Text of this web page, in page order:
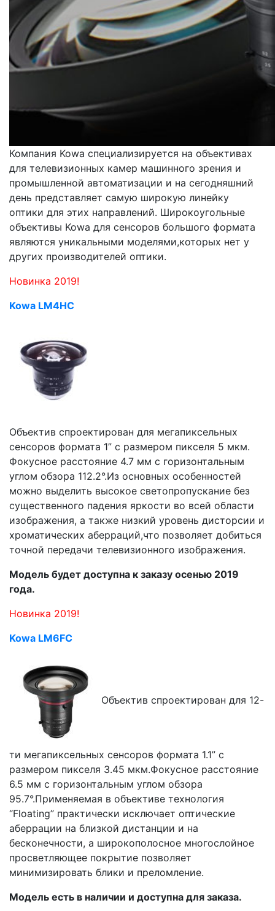
Компания Kowa специализируется на объективах
для телевизионных камер машинного зрения и
промышленной автоматизации и на сегодняшний
день представляет самую широкую линейку
оптики для этих направлений. Широкоугольные
объективы Kowa для сенсоров большого формата
являются уникальными моделями,которых нет у
других производителей оптики.
Новинка 2019!
Kowa LM4HC
Объектив спроектирован для мегапиксельных
сенсоров формата 1” с размером пикселя 5 мкм.
Фокусное расстояние 4.7 мм с горизонтальным
углом обзора 112.2°.Из основных особенностей
можно выделить высокое светопропускание без
существенного падения яркости во всей области
изображения, а также низкий уровень дисторсии и
хроматических аберраций,что позволяет добиться
точной передачи телевизионного изображения.
Модель будет доступна к заказу осенью 2019
года.
Новинка 2019!
Kowa LM6FC
Объектив спроектирован для 12-
ти мегапиксельных сенсоров формата 1.1” с
размером пикселя 3.45 мкм.Фокусное расстояние
6.5 мм c горизонтальным углом обзора
95.7°.Применяемая в объективе технология
“Floating” практически исключает оптические
аберрации на близкой дистанции и на
бесконечности, а широкополосное многослойное
просветляющее покрытие позволяет
минимизировать блики и преломление.
Модель есть в наличии и доступна для заказа.